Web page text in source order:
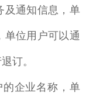
及通知信息，单
位用户可以通
订。
企业名称，单